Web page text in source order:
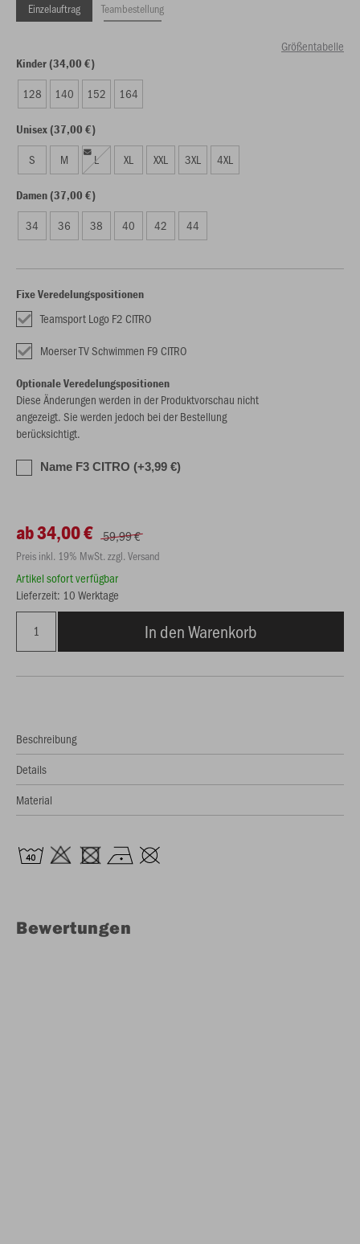
Einzelauftrag Teambestellung
Größentabelle
Kinder (34,00 €)
128 140 152 164
Unisex (37,00 €)
S M L XL XXL 3XL 4XL
Damen (37,00 €)
34 36 38 40 42 44
Fixe Veredelungspositionen
Teamsport Logo F2 CITRO
Moerser TV Schwimmen F9 CITRO
Optionale Veredelungspositionen
Diese Änderungen werden in der Produktvorschau nicht
angezeigt. Sie werden jedoch bei der Bestellung
berücksichtigt.
Name F3 CITRO (+3,99 €)
ab 34,00 € 59,99 €
Preis inkl. 19% MwSt. zzgl. Versand
Artikel sofort verfügbar
Lieferzeit: 10 Werktage
In den Warenkorb
Beschreibung
Details
Material
Bewertungen